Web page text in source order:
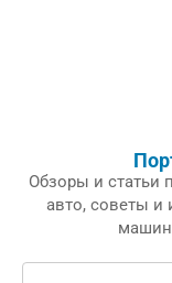
Обзоры и статьи
авто, советы и
Поиск: